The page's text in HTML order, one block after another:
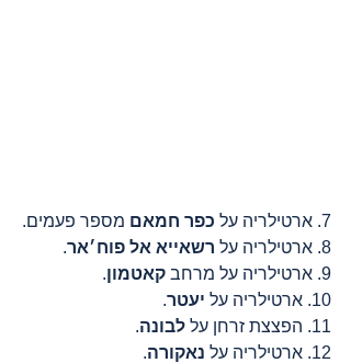
7. ארטילריה על כפר חמאם מספר פעמים.
8. ארטילריה על
רשאייא אל פוח׳אר.
9. ארטילריה על מרחב
קאטמון.
10. ארטילריה על
יעטר.
11. הפצצת זרחן על
לבונה.
12. ארטילריה על
נאקורה.